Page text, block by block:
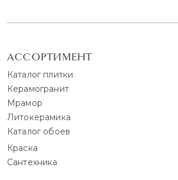
АССОРТИМЕНТ
Каталог плитки
Керамогранит
Мрамор
Литокерамика
Каталог обоев
Краска
Сантехника